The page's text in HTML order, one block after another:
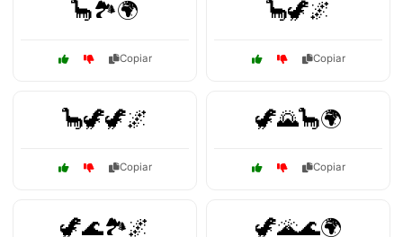
🦕🏞️🌍
Copiar
🦕🦖🌌
Copiar
🦕🦖🦖🌌
Copiar
🦖🌄🦕🌍
Copiar
🦖🌊🏞️🌌 🦖🌋🌊🌍